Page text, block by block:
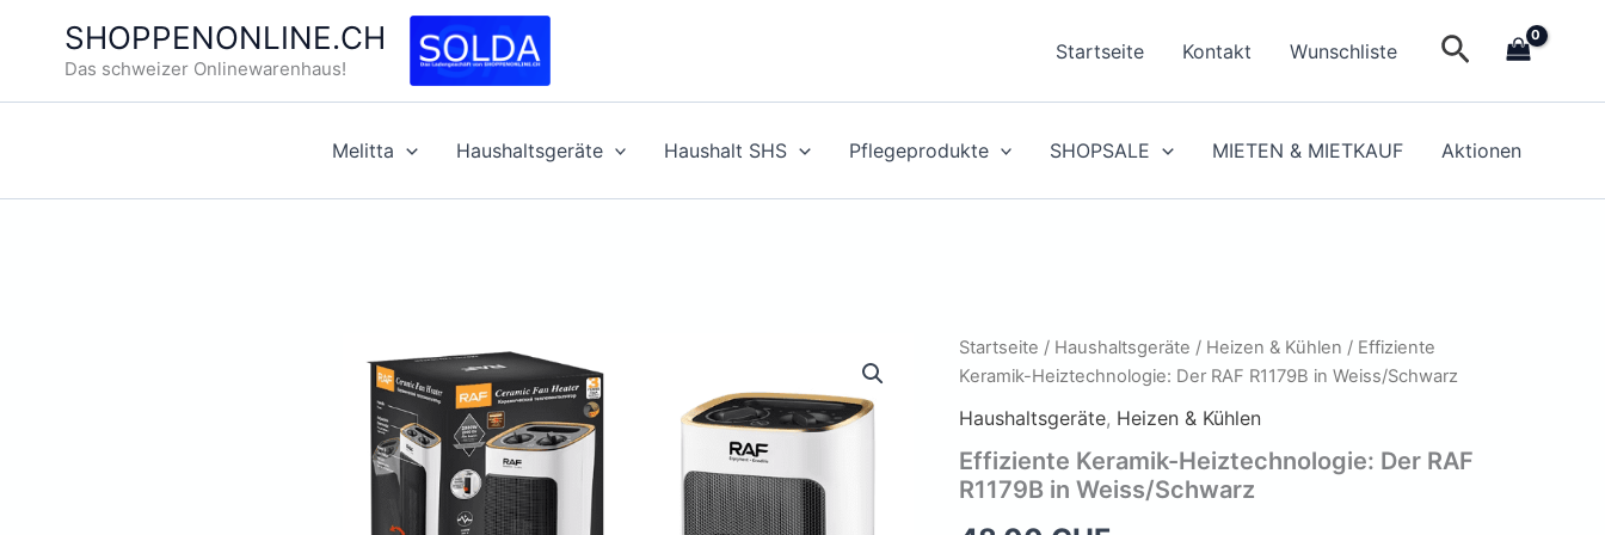
springen
SHOPPENONLINE.CH
Das schweizer Onlinewarenhaus!
Startseite Kontakt Wunschliste Suchen
Melitta Haushaltsgeräte Haushalt SHS Pflegeprodukte SHOPSALE MIETEN & MIETKAUF Aktionen
Startseite / Haushaltsgeräte / Heizen & Kühlen / Effiziente
Keramik-Heiztechnologie: Der RAF R1179B in Weiss/Schwarz
Haushaltsgeräte, Heizen & Kühlen
Effiziente Keramik-Heiztechnologie: Der RAF
R1179B in Weiss/Schwarz